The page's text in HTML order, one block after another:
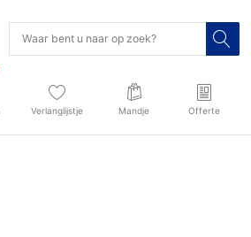
Verlanglijstje Mandje Offerte